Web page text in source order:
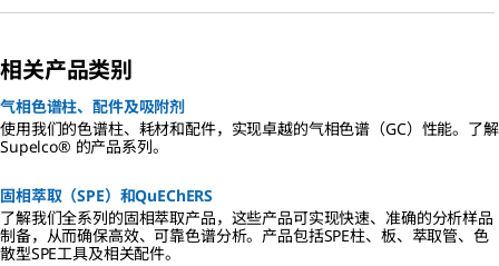
相关产品类别
气相色谱柱、配件及吸附剂
使用我们的色谱柱、耗材和配件，实现卓越的气相色谱（GC）性能。了解
Supelco® 的产品系列。
固相萃取（SPE）和QuEChERS
了解我们全系列的固相萃取产品，这些产品可实现快速、准确的分析样品
制备，从而确保高效、可靠色谱分析。产品包括SPE柱、板、萃取管、色
散型SPE工具及相关配件。